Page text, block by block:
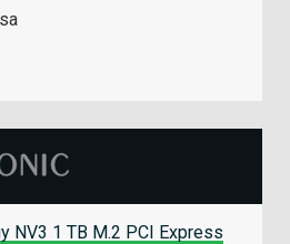
NV3 1 TB M.2 PCI Express